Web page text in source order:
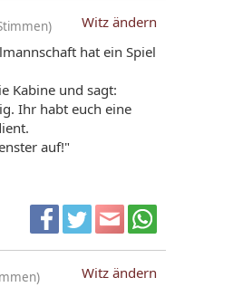
Witz ändern
hat ein Spiel
Kabine und sagt:
Ihr habt euch eine
auf!"
Witz ändern